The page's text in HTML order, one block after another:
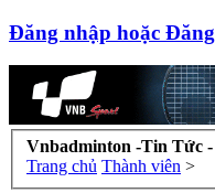
Đăng nhập hoặc
Vnbadminton -Tin Tức
Trang chủ Thành viên >